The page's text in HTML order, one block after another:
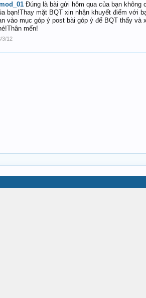
Đúng là bài gửi hôm qua của bạn không
bạn!Thay mặt BQT xin nhận khuyết điểm với
vào mục góp ý post bài góp ý để BQT thấy
mến!
3/12